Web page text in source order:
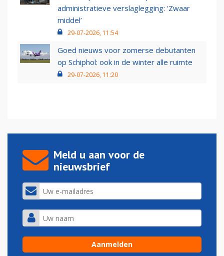
administratieve verslaglegging: ‘Zwaar
middel’
29-07-2026, 11:54
Goed nieuws voor zomerse debutanten
op Schiphol: ook in de winter alle ruimte
29-07-2026, 11:20
Meld u aan voor de
nieuwsbrief